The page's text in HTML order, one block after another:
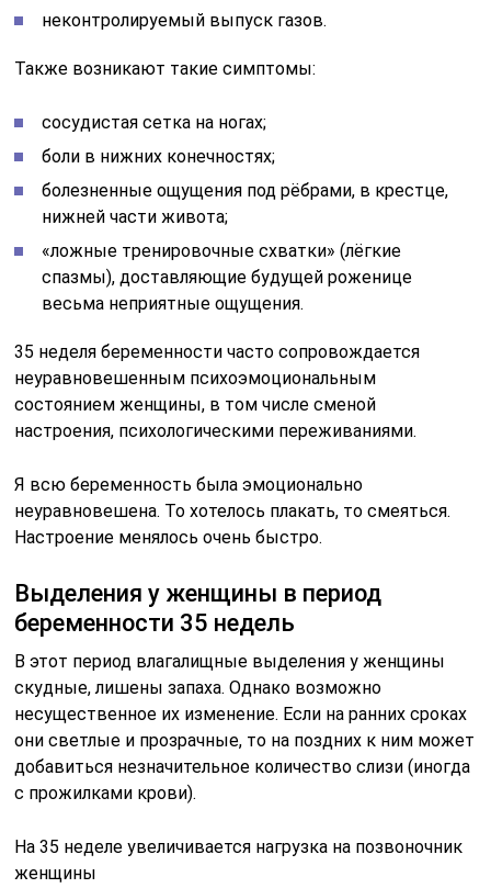
неконтролируемый выпуск газов.
Также возникают такие симптомы:
сосудистая сетка на ногах;
боли в нижних конечностях;
болезненные ощущения под рёбрами, в крестце,
нижней части живота;
«ложные тренировочные схватки» (лёгкие
спазмы), доставляющие будущей роженице
весьма неприятные ощущения.
35 неделя беременности часто сопровождается
неуравновешенным психоэмоциональным
состоянием женщины, в том числе сменой
настроения, психологическими переживаниями.
Я всю беременность была эмоционально
неуравновешена. То хотелось плакать, то смеяться.
Настроение менялось очень быстро.
Выделения у женщины в период
беременности 35 недель
В этот период влагалищные выделения у женщины
скудные, лишены запаха. Однако возможно
несущественное их изменение. Если на ранних сроках
они светлые и прозрачные, то на поздних к ним может
добавиться незначительное количество слизи (иногда
с прожилками крови).
На 35 неделе увеличивается нагрузка на позвоночник
женщины